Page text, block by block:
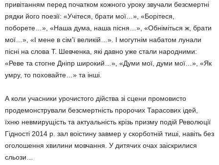
привітанням перед початком кожного уроку звучали безсмертні
рядки його поезії: «Учітеся, брати мої…», «Борітеся,
поборете…», «Наша дума, наша пісня…», «Обніміться ж, брати
мої…», «І мене в сім’ї великій…». І могутнім набатом лунали
пісні на слова Т. Шевченка, які давно уже стали народними:
«Реве та стогне Дніпр широкий…», «Думи мої, думи мої…», «Як
умру, то поховайте…» та інші.
А коли учасники урочистого дійства зі сцени промовисто
продемонстрували безсмертність пророчих Тарасових ідей,
їхню невмирущість та актуальність крізь призму подій Революції
Гідності 2014 р. зал воістину завмер у скорботній тиші, навіть без
оголошення хвилини мовчання. У дитячих очах заіскрилися
сльози…